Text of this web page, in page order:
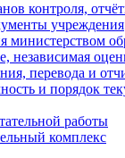
контроля,
учреждения
министерством
независимая
перевода и
и порядок
работы
комплекс